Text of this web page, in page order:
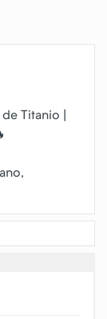
Titanio |